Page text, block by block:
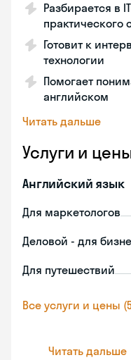
Разбирается в
практического
Готовит к
технологии
Помогает
английском
Читать дальше
Услуги и
Английский язык
Для маркетологов
Деловой - для
Для путешествий
Все услуги и цены
Читать дальше